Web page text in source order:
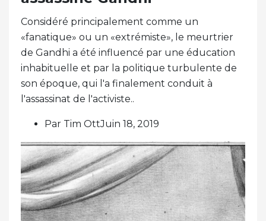
Considéré principalement comme un
«fanatique» ou un «extrémiste», le meurtrier
de Gandhi a été influencé par une éducation
inhabituelle et par la politique turbulente de
son époque, qui l'a finalement conduit à
l'assassinat de l'activiste..
Par Tim OttJuin 18, 2019